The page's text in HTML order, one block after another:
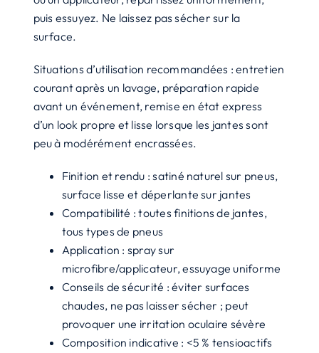
puis essuyez. Ne laissez pas sécher sur la
surface.
Situations d’utilisation recommandées : entretien
courant après un lavage, préparation rapide
avant un événement, remise en état express
d’un look propre et lisse lorsque les jantes sont
peu à modérément encrassées.
Finition et rendu : satiné naturel sur pneus,
surface lisse et déperlante sur jantes
Compatibilité : toutes finitions de jantes,
tous types de pneus
Application : spray sur
microfibre/applicateur, essuyage uniforme
Conseils de sécurité : éviter surfaces
chaudes, ne pas laisser sécher ; peut
provoquer une irritation oculaire sévère
Composition indicative : <5 % tensioactifs